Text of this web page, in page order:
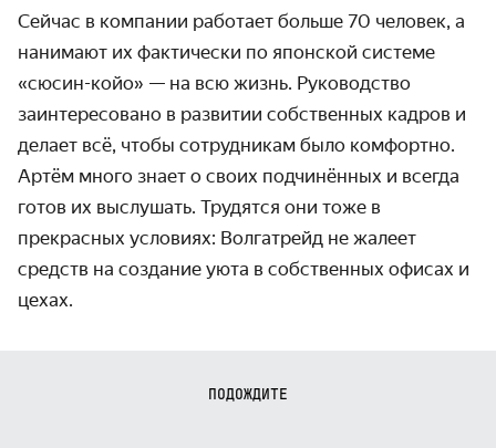
Сейчас в компании работает больше 70 человек, а
нанимают их фактически по японской системе
«сюсин-койо» — на всю жизнь. Руководство
заинтересовано в развитии собственных кадров и
делает всё, чтобы сотрудникам было комфортно.
Артём много знает о своих подчинённых и всегда
готов их выслушать. Трудятся они тоже в
прекрасных условиях: Волгатрейд не жалеет
средств на создание уюта в собственных офисах и
цехах.
ПОДОЖДИТЕ